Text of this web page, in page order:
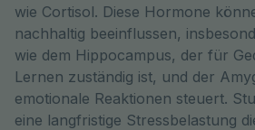
wie Cortisol. Diese Hormone
nachhaltig beeinflussen,
wie dem Hippocampus, der für
Lernen zuständig ist, und der
emotionale Reaktionen steuert.
eine langfristige Stressbelastung